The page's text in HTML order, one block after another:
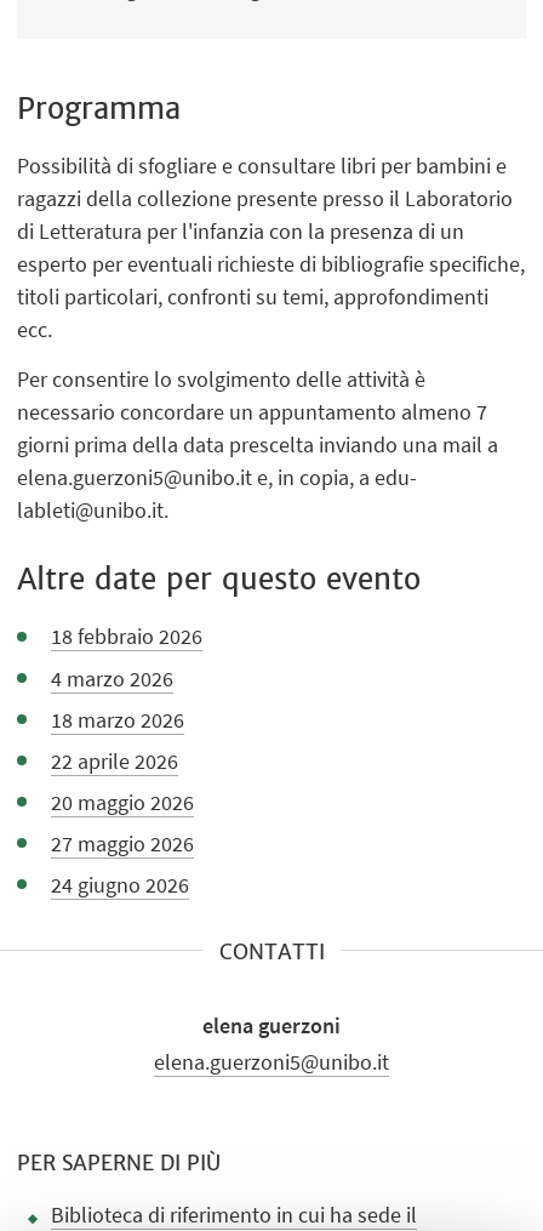
Programma
Possibilità di sfogliare e consultare libri per bambini e
ragazzi della collezione presente presso il Laboratorio
di Letteratura per l'infanzia con la presenza di un
esperto per eventuali richieste di bibliografie specifiche,
titoli particolari, confronti su temi, approfondimenti
ecc.
Per consentire lo svolgimento delle attività è
necessario concordare un appuntamento almeno 7
giorni prima della data prescelta inviando una mail a
elena.guerzoni5@unibo.it e, in copia, a edu-
lableti@unibo.it.
Altre date per questo evento
18 febbraio 2026
4 marzo 2026
18 marzo 2026
22 aprile 2026
20 maggio 2026
27 maggio 2026
24 giugno 2026
CONTATTI
elena guerzoni
elena.guerzoni5@unibo.it
PER SAPERNE DI PIÙ
Biblioteca di riferimento in cui ha sede il